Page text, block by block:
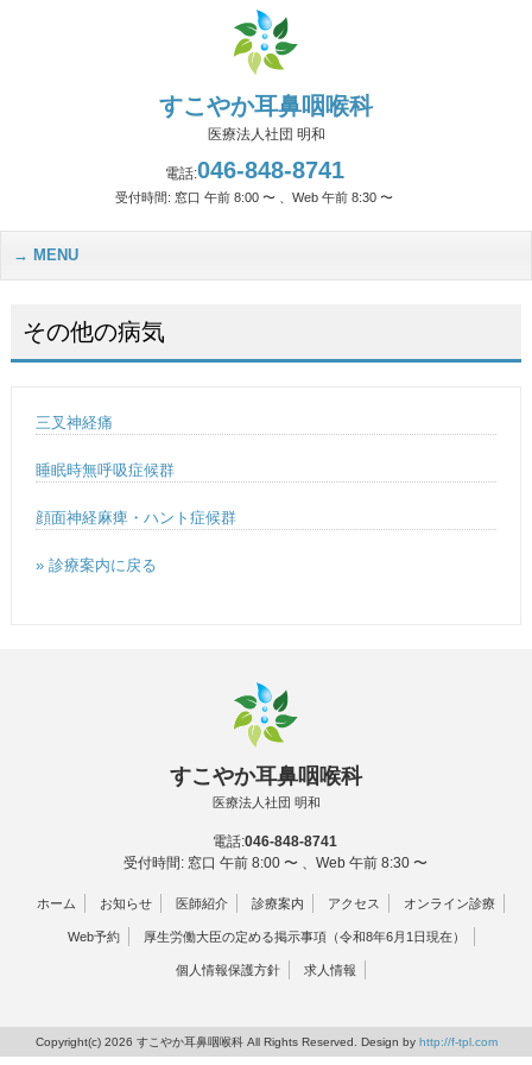
すこやか耳鼻咽喉科
医療法人社団 明和
電話:046-848-8741
受付時間: 窓口 午前 8:00 〜 、Web 午前 8:30 〜
MENU
その他の病気
三叉神経痛
睡眠時無呼吸症候群
顔面神経麻痺・ハント症候群
» 診療案内に戻る
すこやか耳鼻咽喉科
医療法人社団 明和
電話:046-848-8741
受付時間: 窓口 午前 8:00 〜 、Web 午前 8:30 〜
ホーム お知らせ 医師紹介 診療案内 アクセス オンライン診療
Web予約 厚生労働大臣の定める掲示事項（令和8年6月1日現在）
個人情報保護方針 求人情報
Copyright(c) 2026 すこやか耳鼻咽喉科 All Rights Reserved. Design by http://f-tpl.com